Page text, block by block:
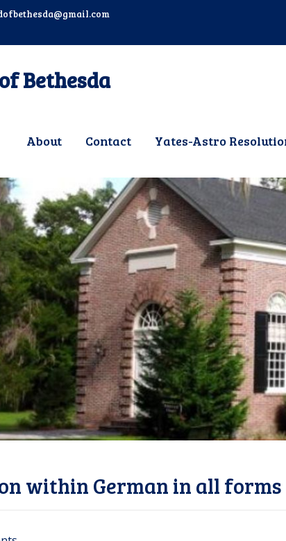
Bethesda
About Contact Yates-Astro
within German in all forms